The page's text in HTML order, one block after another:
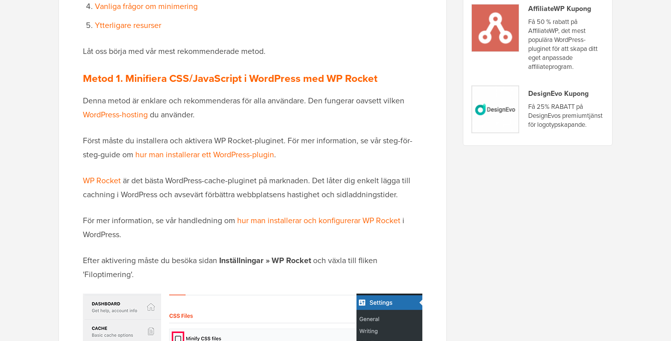
Vanliga frågor om minimering
Ytterligare resurser
Låt oss börja med vår mest rekommenderade metod.
Metod 1. Minifiera CSS/JavaScript i WordPress med WP Rocket
Denna metod är enklare och rekommenderas för alla användare. Den fungerar oavsett vilken
WordPress-hosting du använder.
Först måste du installera och aktivera WP Rocket-pluginet. För mer information, se vår steg-för-
steg-guide om hur man installerar ett WordPress-plugin.
WP Rocketär det bästa WordPress-cache-pluginet på marknaden. Det låter dig enkelt lägga till
cachning i WordPress och avsevärt förbättra webbplatsens hastighet och sidladdningstider.
För mer information, se vår handledning om hur man installerar och konfigurerar WP Rocket i
WordPress.
Efter aktivering måste du besöka sidan Inställningar » WP Rocketoch växla till fliken
'Filoptimering'.
AffiliateWP Kupong
Få 50 % rabatt på
AffiliateWP, det mest
populära WordPress-
pluginet för att skapa ditt
eget anpassade
affiliateprogram.
DesignEvo Kupong
Få 25% RABATT på
DesignEvos premiumtjänst
för logotypskapande.